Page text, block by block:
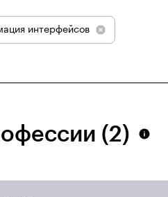
интерфейсов
(2)